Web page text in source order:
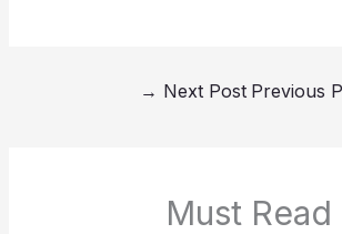
Next Post
→
Must Read